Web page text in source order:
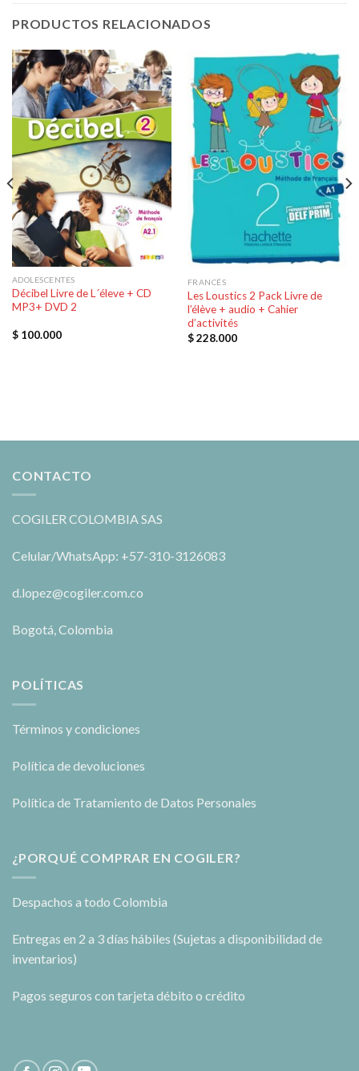
PRODUCTOS RELACIONADOS
ADOLESCENTES
Décibel Livre de L´éleve + CD
MP3+ DVD 2
$100.000
FRANCÉS
Les Loustics 2 Pack Livre de
l’élève + audio + Cahier
d’activités
$228.000
CONTACTO
COGILER COLOMBIA SAS
Celular/WhatsApp: +57-310-3126083
d.lopez@cogiler.com.co
Bogotá, Colombia
POLÍTICAS
Términos y condiciones
Política de devoluciones
Política de Tratamiento de Datos Personales
¿PORQUÉ COMPRAR EN COGILER?
Despachos a todo Colombia
Entregas en 2 a 3 días hábiles (Sujetas a disponibilidad de
inventarios)
Pagos seguros con tarjeta débito o crédito